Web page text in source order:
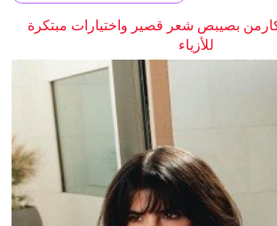
بصيبص شعر قصير واختيارات مبتكرة
للأزياء